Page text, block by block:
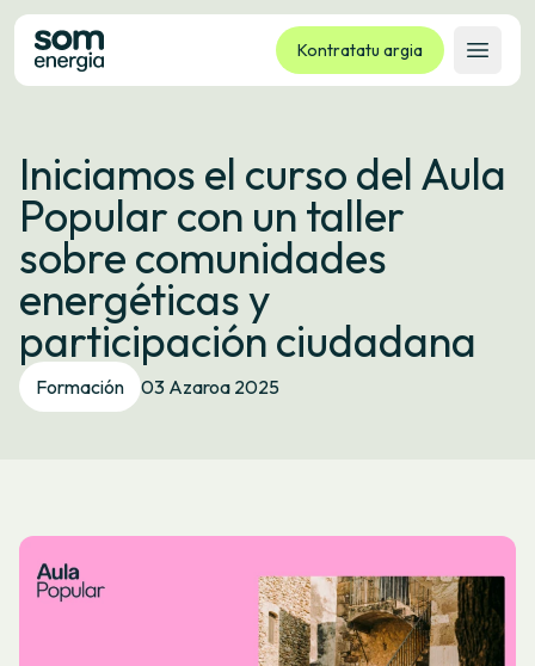
Kontratatu argia
Ireki
Tarifak
Zerbitzuak
Enpresak
Kooperatiba
Kontaktua
Izapideak
Bulego Birtuala
Iniciamos el curso del Aula
Popular con un taller
sobre comunidades
energéticas y
participación ciudadana
Formación 03 Azaroa 2025